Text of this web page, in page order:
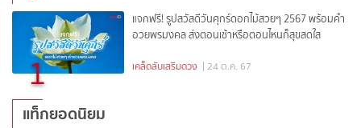
1
แจกฟรี! รูปสวัสดีวันศุกร์ดอกไม้สวยๆ 2567 พร้อมคำ
อวยพรมงคล ส่งตอนเช้าหรือตอนไหนก็สุขสดใส
เคล็ดลับเสริมดวง | 24 ต.ค. 67
แท็กยอดนิยม